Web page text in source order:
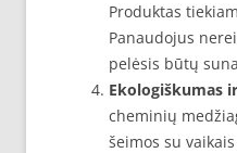
Produktas
Panaudojus
pelėsis būtų
Ekologiškumas
cheminių
šeimos su